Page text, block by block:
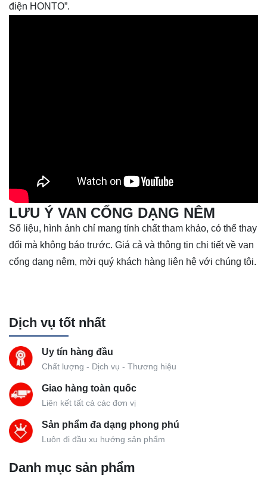
điện HONTO”.
LƯU Ý VAN CỔNG DẠNG NÊM
Số liệu, hình ảnh chỉ mang tính chất tham khảo, có thể thay
đổi mà không báo trước. Giá cả và thông tin chi tiết về van
cổng dạng nêm, mời quý khách hàng liên hệ với chúng tôi.
Dịch vụ tốt nhất
Uy tín hàng đầu
Chất lượng - Dịch vụ - Thương hiệu
Giao hàng toàn quốc
Liên kết tất cả các đơn vị
Sản phẩm đa dạng phong phú
Luôn đi đầu xu hướng sản phẩm
Danh mục sản phẩm